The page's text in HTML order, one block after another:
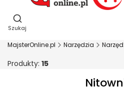
Otwórz wyszukiwarkę
Szukaj
MajsterOnline.pl Narzędzia
Produkty: 15